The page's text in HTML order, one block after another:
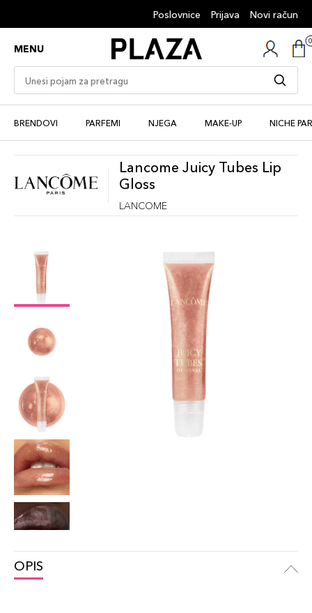
Poslovnice Prijava Novi račun
MENU
BRENDOVI PARFEMI NJEGA MAKE-UP NICHE
Lancome Juicy Tubes Lip
Gloss
LANCOME
OPIS